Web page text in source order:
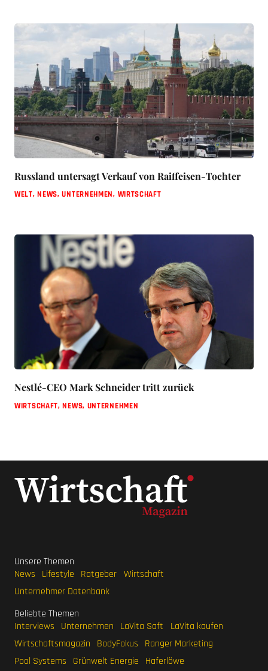
Russland untersagt Verkauf von Raiffeisen-Tochter
WELT,NEWS,UNTERNEHMEN, WIRTSCHAFT
Nestlé-CEO Mark Schneider tritt zurück
WIRTSCHAFT,NEWS, UNTERNEHMEN
Unsere Themen
News
Lifestyle Ratgeber Wirtschaft
Unternehmer Datenbank
Beliebte Themen
Interviews
Unternehmen LaVita Saft
LaVita kaufen
Wirtschaftsmagazin
BodyFokus
Ranger Marketing
Pool Systems
Grünwelt Energie Haferlöwe